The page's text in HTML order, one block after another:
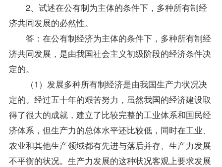
2、试述在公有制为主体的条件下，多种所有制经
济共同发展的必然性。
答：在公有制经济为主体的条件下，多种所有制经
济共同发展，是由我国社会主义初级阶段的经济条件决
定的。
（1）发展多种所有制经济是由我国生产力状况决
定的。经过五十年的艰苦努力，虽然我国的经济建设取
得了很大的成就，建立了比较完整的工业体系和国民经
济体系，但生产力的总体水平还比较低，同时在工业、
农业和其他生产领域都有先进与落后并存、生产力发展
不平衡的状况。生产力发展的这种状况客观上要求发展